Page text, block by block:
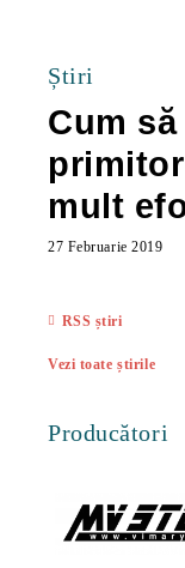
Știri
Cum
mult
27 Februarie 2019
RSS știri
Vezi toate știrile
Producători